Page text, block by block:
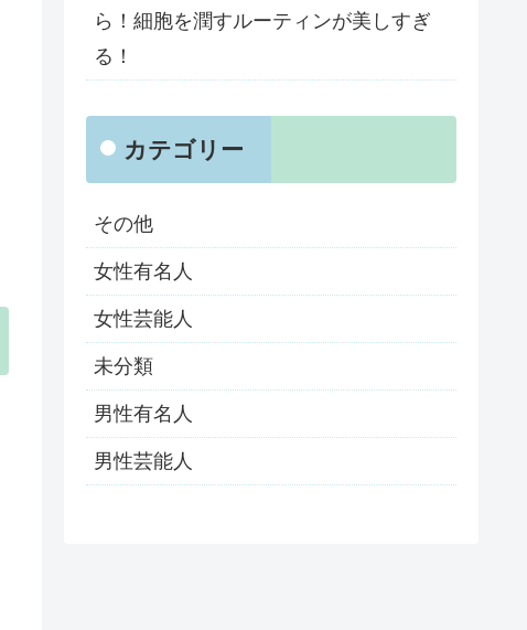
ら！細胞を潤すルーティンが美しすぎ
る！
カテゴリー
その他
女性有名人
女性芸能人
未分類
男性有名人
男性芸能人